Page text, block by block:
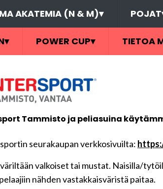
AKATEMIA (N & M)▾ POJAT
▾ POWER CUP▾ TIETOA
Tammisto ja peliasuina
seurakaupan verkkosivuilta:
valkoiset tai mustat. Naisilla/
nähden vastakkaisväristä paitaa.